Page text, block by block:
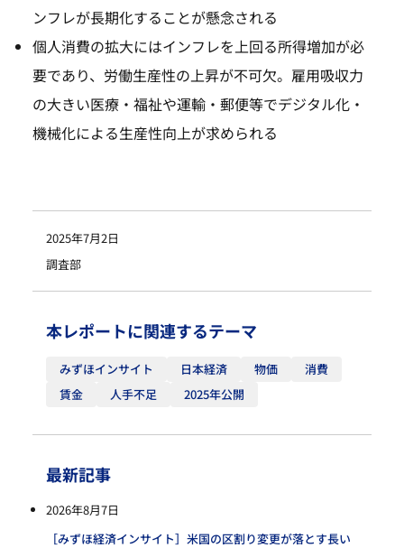
ンフレが長期化することが懸念される
個人消費の拡大にはインフレを上回る所得増加が必
要であり、労働生産性の上昇が不可欠。雇用吸収力
の大きい医療・福祉や運輸・郵便等でデジタル化・
機械化による生産性向上が求められる
最新記事
2026年8月7日
［みずほ経済インサイト］米国の区割り変更が落とす長い
2025年7月2日
調査部
本レポートに関連するテーマ
みずほインサイト 日本経済 物価
消費
賃金
人手不足 2025年公開